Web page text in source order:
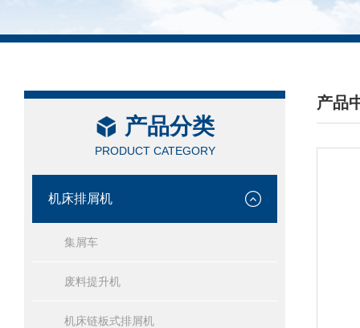
产品分类
PRODUCT CATEGORY
机床排屑机
集屑车
废料提升机
机床链板式排屑机
产品
/